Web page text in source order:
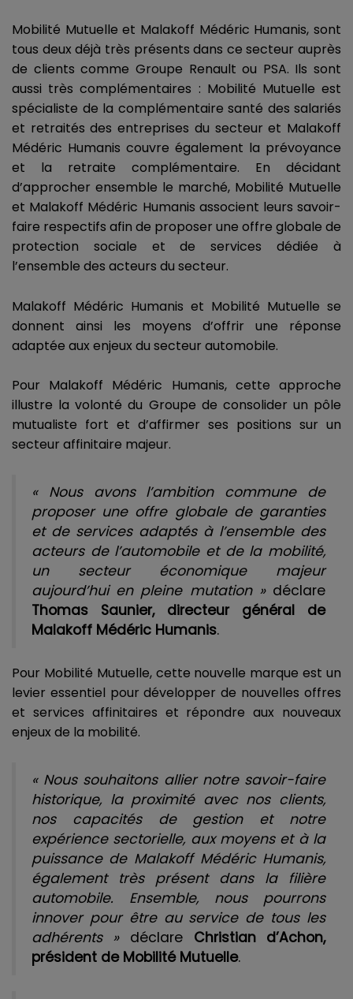
Mobilité Mutuelle et Malakoff Médéric Humanis, sont
tous deux déjà très présents dans ce secteur auprès
de clients comme Groupe Renault ou PSA. Ils sont
aussi très complémentaires : Mobilité Mutuelle est
spécialiste de la complémentaire santé des salariés
et retraités des entreprises du secteur et Malakoff
Médéric Humanis couvre également la prévoyance
et la retraite complémentaire. En décidant
d’approcher ensemble le marché, Mobilité Mutuelle
et Malakoff Médéric Humanis associent leurs savoir-
faire respectifs afin de proposer une offre globale de
protection sociale et de services dédiée à
l’ensemble des acteurs du secteur.
Malakoff Médéric Humanis et Mobilité Mutuelle se
donnent ainsi les moyens d’offrir une réponse
adaptée aux enjeux du secteur automobile.
Pour Malakoff Médéric Humanis, cette approche
illustre la volonté du Groupe de consolider un pôle
mutualiste fort et d’affirmer ses positions sur un
secteur affinitaire majeur.
« Nous avons l’ambition commune de
proposer une offre globale de garanties
et de services adaptés à l’ensemble des
acteurs de l’automobile et de la mobilité,
un secteur économique majeur
aujourd’hui en pleine mutation »déclare
Thomas Saunier, directeur général de
Malakoff Médéric Humanis.
Pour Mobilité Mutuelle, cette nouvelle marque est un
levier essentiel pour développer de nouvelles offres
et services affinitaires et répondre aux nouveaux
enjeux de la mobilité.
« Nous souhaitons allier notre savoir-faire
historique, la proximité avec nos clients,
nos capacités de gestion et notre
expérience sectorielle, aux moyens et à la
puissance de Malakoff Médéric Humanis,
également très présent dans la filière
automobile. Ensemble, nous pourrons
innover pour être au service de tous les
adhérents »déclare Christian d’Achon,
président de Mobilité Mutuelle.